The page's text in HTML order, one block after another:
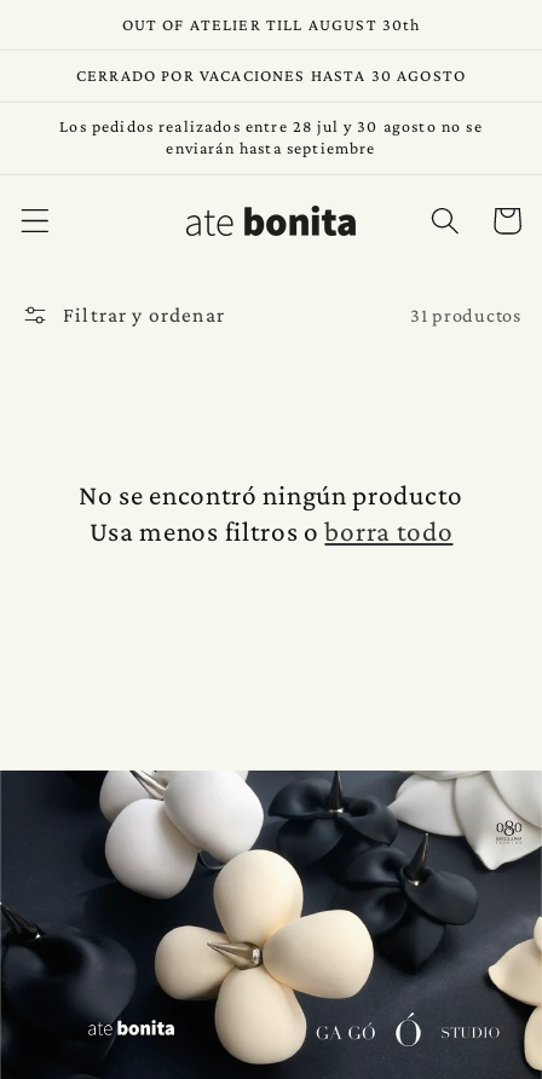
directamenteOUT OF ATELIER TILL AUGUST 30th
CERRADO POR VACACIONES HASTA 30 AGOSTO
Los pedidos realizados entre 28 jul y 30 agosto no se
enviarán hasta septiembre
Carrito
Filtrar y ordenar 31 productos
No se encontró ningún producto
Usa menos filtros oborra todo